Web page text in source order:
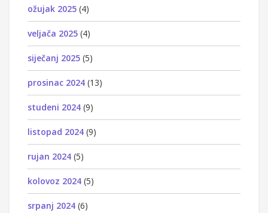
ožujak 2025 (4)
veljača 2025 (4)
siječanj 2025 (5)
prosinac 2024 (13)
studeni 2024 (9)
listopad 2024 (9)
rujan 2024 (5)
kolovoz 2024 (5)
srpanj 2024 (6)